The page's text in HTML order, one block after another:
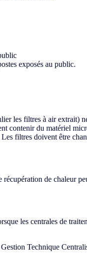
exposés au public.
les filtres à air extrait)
contenir du matériel
filtres doivent être
de chaleur
les centrales de
Technique